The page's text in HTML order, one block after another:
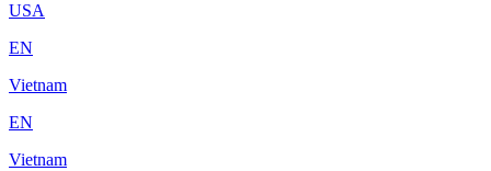
USA
EN
Vietnam
EN
Vietnam